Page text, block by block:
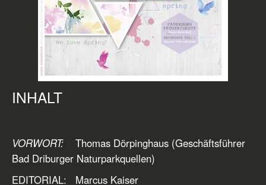
INHALT
VORWORT:
Thomas Dörpinghaus (Geschäftsführer
Bad Driburger Naturparkquellen)
EDITORIAL: Marcus Kaiser